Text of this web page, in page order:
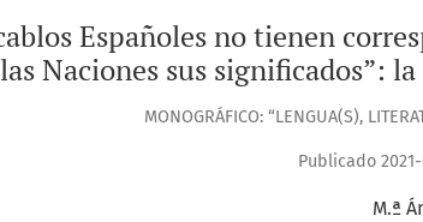
Españoles no tienen
Naciones sus significados”:
MONOGRÁFICO: “LENGUA(S),
Publicado
M.ª